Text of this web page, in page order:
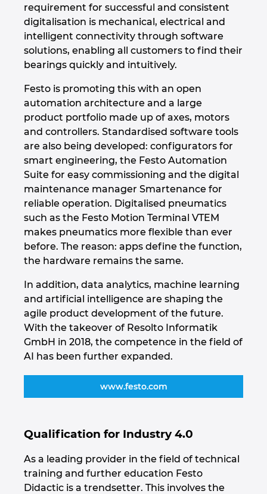
requirement for successful and consistent
digitalisation is mechanical, electrical and
intelligent connectivity through software
solutions, enabling all customers to find their
bearings quickly and intuitively.
Festo is promoting this with an open
automation architecture and a large
product portfolio made up of axes, motors
and controllers. Standardised software tools
are also being developed: configurators for
smart engineering, the Festo Automation
Suite for easy commissioning and the digital
maintenance manager Smartenance for
reliable operation. Digitalised pneumatics
such as the Festo Motion Terminal VTEM
makes pneumatics more flexible than ever
before. The reason: apps define the function,
the hardware remains the same.
In addition, data analytics, machine learning
and artificial intelligence are shaping the
agile product development of the future.
With the takeover of Resolto Informatik
GmbH in 2018, the competence in the field of
AI has been further expanded.
www.festo.com
Qualification for Industry 4.0
As a leading provider in the field of technical
training and further education Festo
Didactic is a trendsetter. This involves the
Slovenia
South Africa
South Korea
Spain
Sweden
Switzerland
Thailand
Turkey
United Arab Emirates
United Kingdom